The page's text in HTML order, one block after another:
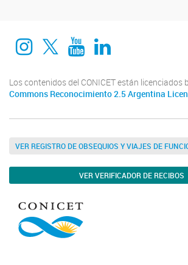
Instagram
twitterYoutube
Linkedin
Los contenidos del CONICET están licenciados
Commons Reconocimiento 2.5 Argentina
VER REGISTRO DE OBSEQUIOS Y VIAJES DE
VER VERIFICADOR DE RECIBOS